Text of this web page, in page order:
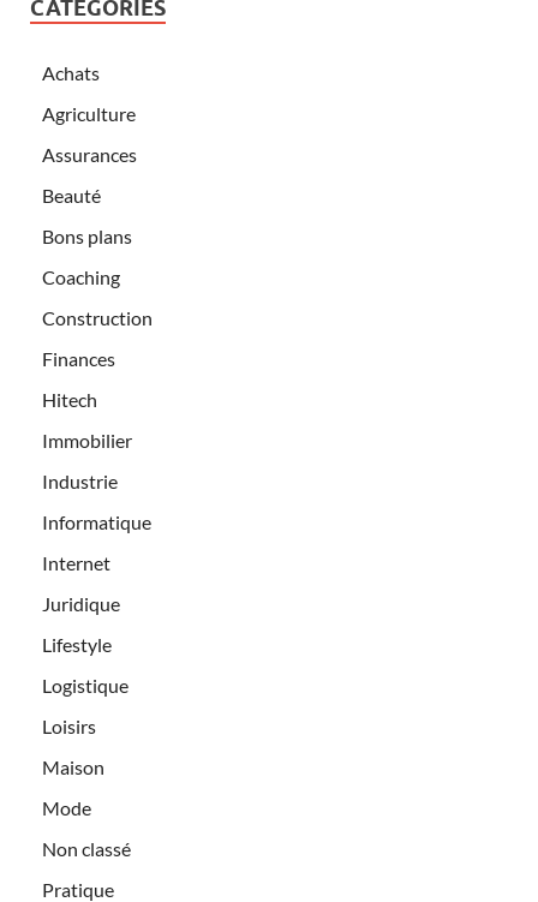
CATÉGORIES
Achats
Agriculture
Assurances
Beauté
Bons plans
Coaching
Construction
Finances
Hitech
Immobilier
Industrie
Informatique
Internet
Juridique
Lifestyle
Logistique
Loisirs
Maison
Mode
Non classé
Pratique